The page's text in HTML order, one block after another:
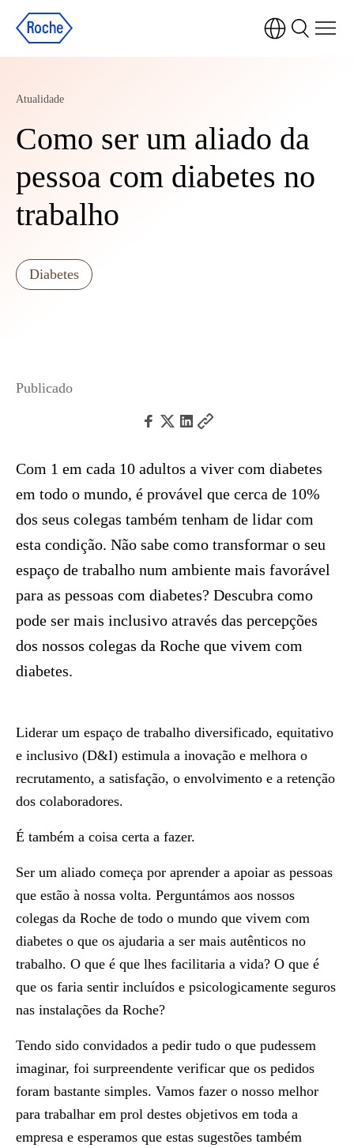
Atualidade
Como ser um aliado da
pessoa com diabetes no
trabalho
Diabetes
Publicado
Com 1 em cada 10 adultos a viver com diabetes
em todo o mundo, é provável que cerca de 10%
dos seus colegas também tenham de lidar com
esta condição. Não sabe como transformar o seu
espaço de trabalho num ambiente mais favorável
para as pessoas com diabetes? Descubra como
pode ser mais inclusivo através das percepções
dos nossos colegas da Roche que vivem com
diabetes.
Liderar um espaço de trabalho diversificado, equitativo
e inclusivo (D&I) estimula a inovação e melhora o
recrutamento, a satisfação, o envolvimento e a retenção
dos colaboradores.
É também a coisa certa a fazer.
Ser um aliado começa por aprender a apoiar as pessoas
que estão à nossa volta. Perguntámos aos nossos
colegas da Roche de todo o mundo que vivem com
diabetes o que os ajudaria a ser mais autênticos no
trabalho. O que é que lhes facilitaria a vida? O que é
que os faria sentir incluídos e psicologicamente seguros
nas instalações da Roche?
Tendo sido convidados a pedir tudo o que pudessem
imaginar, foi surpreendente verificar que os pedidos
foram bastante simples. Vamos fazer o nosso melhor
para trabalhar em prol destes objetivos em toda a
empresa e esperamos que estas sugestões também